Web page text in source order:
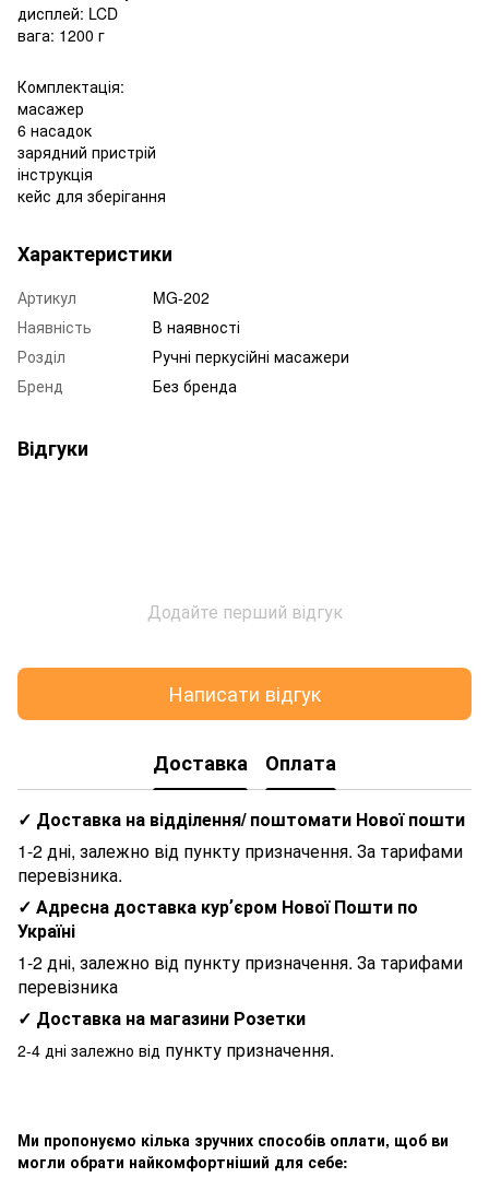
дисплей: LCD
вага: 1200 г
Комплектація:
масажер
6 насадок
зарядний пристрій
інструкція
кейс для зберігання
Характеристики
Артикул
MG-202
Наявність
В наявності
Розділ
Ручні перкусійні масажери
Бренд
Без бренда
Відгуки
Додайте перший відгук
Написати відгук
Доставка Оплата
✓ Доставка на відділення/ поштомати Нової пошти
1-2 дні, залежно від пункту призначення. За тарифами
перевізника.
✓ Адресна доставка курʼєром Нової Пошти по
Україні
1-2 дні, залежно від пункту призначення. За тарифами
перевізника
✓ Доставка на магазини Розетки
2-4 дні залежно від пункту призначення.
Ми пропонуємо кілька зручних способів оплати, щоб ви
могли обрати найкомфортніший для себе: